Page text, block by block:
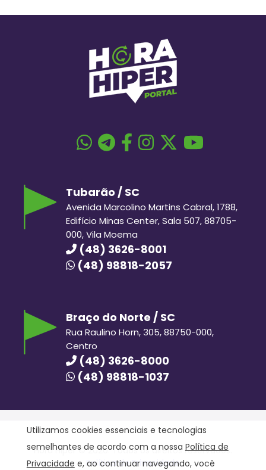
Tubarão / SC
Avenida Marcolino Martins Cabral, 1788,
Edifício Minas Center, Sala 507, 88705-
000, Vila Moema
(48) 3626-8001
(48) 98818-2057
Braço do Norte / SC
Rua Raulino Horn, 305, 88750-000,
Centro
(48) 3626-8000
(48) 98818-1037
Hora Hiper © 2020. Todos os direitos reservados.
Política de Privacidade
Utilizamos cookies essenciais e tecnologias
semelhantes de acordo com a nossa Política de
Privacidade e, ao continuar navegando, você